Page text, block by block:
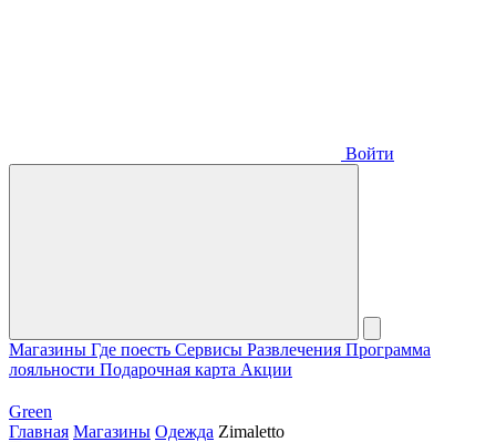
Войти
Магазины Где поесть Сервисы Развлечения Программа
лояльности Подарочная карта Акции
Green
Главная Магазины Одежда Zimaletto